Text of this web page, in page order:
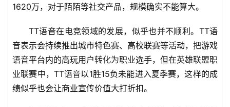
1620万，对于陌陌等社交产品，规模确实不能算大。
TT语音在电竞领域的发展，似乎也并不顺利。TT语
音表示会持续推出城市特色赛、高校联赛等活动，把游戏
语音平台内的高玩用户转化为职业选手，但在英雄联盟职
业联赛中，TT语音以1胜15负未能进入夏季赛，这样的成
绩似乎也会让商业宣传价值大打折扣。